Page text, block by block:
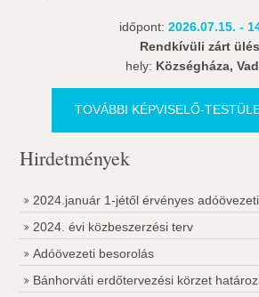
időpont: 2026.07.15. -
Rendkívüli zárt ülés
hely: Községháza,
TOVÁBBI KÉPVISELŐ-
Hirdetmények
2024.január 1-jétől érvényes
2024. évi közbeszerzési terv
Adóövezeti besorolás
Bánhorváti erdőtervezési körzet